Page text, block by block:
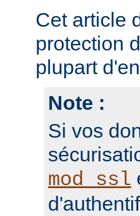
Cet article
protection
plupart
Note :
Si vos
mod_ssl